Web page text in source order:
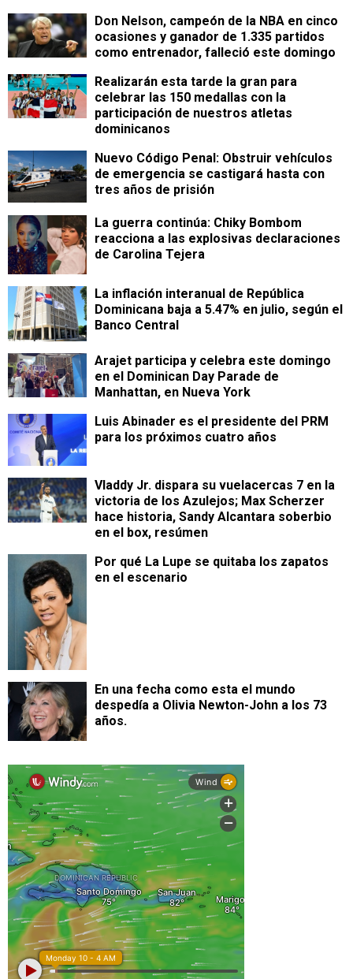
Don Nelson, campeón de la NBA en cinco
ocasiones y ganador de 1.335 partidos
como entrenador, falleció este domingo
Realizarán esta tarde la gran para
celebrar las 150 medallas con la
participación de nuestros atletas
dominicanos
Nuevo Código Penal: Obstruir vehículos
de emergencia se castigará hasta con
tres años de prisión
La guerra continúa: Chiky Bombom
reacciona a las explosivas declaraciones
de Carolina Tejera
La inflación interanual de República
Dominicana baja a 5.47% en julio, según el
Banco Central
Arajet participa y celebra este domingo
en el Dominican Day Parade de
Manhattan, en Nueva York
Luis Abinader es el presidente del PRM
para los próximos cuatro años
Vladdy Jr. dispara su vuelacercas 7 en la
victoria de los Azulejos; Max Scherzer
hace historia, Sandy Alcantara soberbio
en el box, resúmen
Por qué La Lupe se quitaba los zapatos
en el escenario
En una fecha como esta el mundo
despedía a Olivia Newton-John a los 73
años.